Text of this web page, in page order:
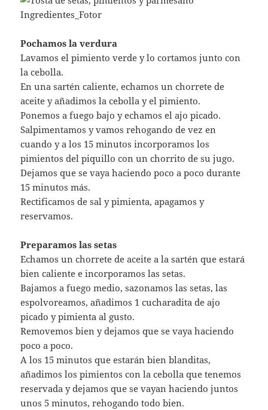
Pochamos la verdura
Lavamos el pimiento verde y lo cortamos junto con
la cebolla.
En una sartén caliente, echamos un chorrete de
aceite y añadimos la cebolla y el pimiento.
Ponemos a fuego bajo y echamos el ajo picado.
Salpimentamos y vamos rehogando de vez en
cuando y a los 15 minutos incorporamos los
pimientos del piquillo con un chorrito de su jugo.
Dejamos que se vaya haciendo poco a poco durante
15 minutos más.
Rectificamos de sal y pimienta, apagamos y
reservamos.
Preparamos las setas
Echamos un chorrete de aceite a la sartén que estará
bien caliente e incorporamos las setas.
Bajamos a fuego medio, sazonamos las setas, las
espolvoreamos, añadimos 1 cucharadita de ajo
picado y pimienta al gusto.
Removemos bien y dejamos que se vaya haciendo
poco a poco.
A los 15 minutos que estarán bien blanditas,
añadimos los pimientos con la cebolla que tenemos
reservada y dejamos que se vayan haciendo juntos
unos 5 minutos, rehogando todo bien.